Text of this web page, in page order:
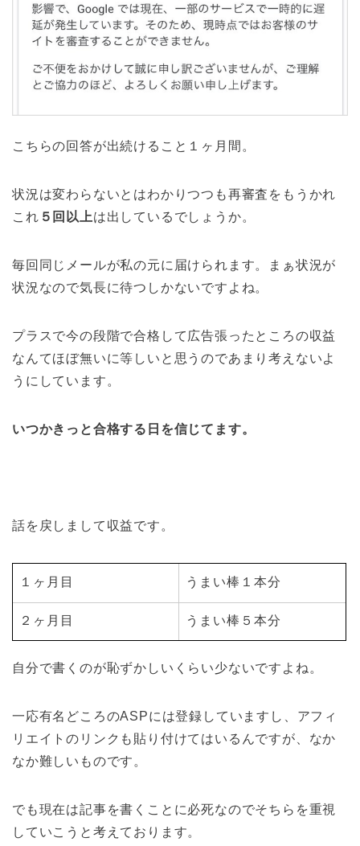
こちらの回答が出続けること１ヶ月間。
状況は変わらないとはわかりつつも再審査をもうかれ
これ ５回以上は出しているでしょうか。
毎回同じメールが私の元に届けられます。まぁ状況が
状況なので気長に待つしかないですよね。
プラスで今の段階で合格して広告張ったところの収益
なんてほぼ無いに等しいと思うのであまり考えないよ
うにしています。
いつかきっと合格する日を信じてます。
話を戻しまして収益です。
１ヶ月目 うまい棒１本分
２ヶ月目 うまい棒５本分
自分で書くのが恥ずかしいくらい少ないですよね。
一応有名どころのASPには登録していますし、アフィ
リエイトのリンクも貼り付けてはいるんですが、なか
なか難しいものです。
でも現在は記事を書くことに必死なのでそちらを重視
していこうと考えております。